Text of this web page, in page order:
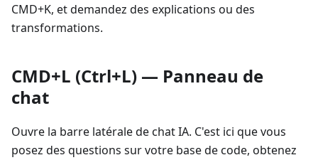
CMD+K, et demandez des explications ou des
transformations.
CMD+L (Ctrl+L) — Panneau de
chat
Ouvre la barre latérale de chat IA. C'est ici que vous
posez des questions sur votre base de code, obtenez